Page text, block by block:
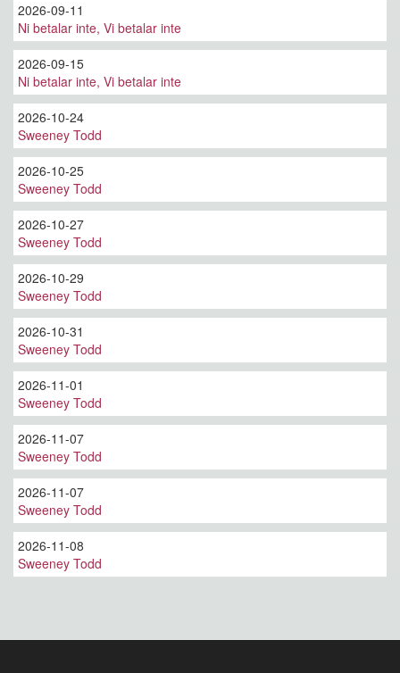
2026-09-11
Ni betalar inte, Vi betalar inte
2026-09-15
Ni betalar inte, Vi betalar inte
2026-10-24
Sweeney Todd
2026-10-25
Sweeney Todd
2026-10-27
Sweeney Todd
2026-10-29
Sweeney Todd
2026-10-31
Sweeney Todd
2026-11-01
Sweeney Todd
2026-11-07
Sweeney Todd
2026-11-07
Sweeney Todd
2026-11-08
Sweeney Todd